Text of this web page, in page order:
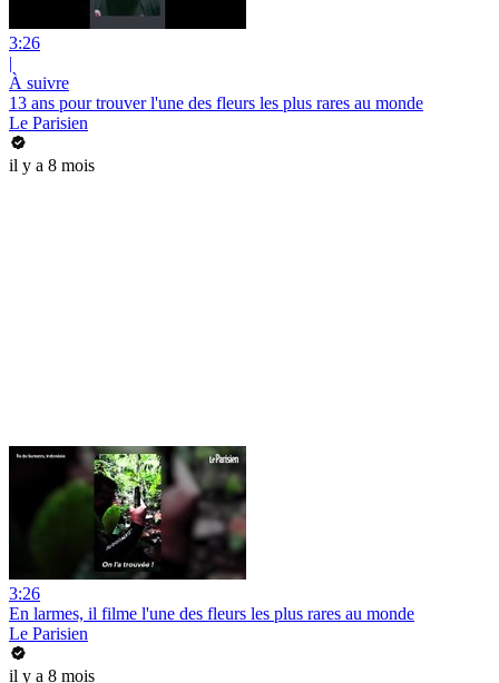
3:26
|
À suivre
13 ans pour trouver l'une des fleurs les plus rares au monde
Le Parisien
il y a 8 mois
3:26
En larmes, il filme l'une des fleurs les plus rares au monde
Le Parisien
il y a 8 mois